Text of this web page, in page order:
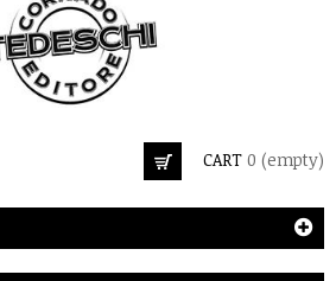
CART 0 (empty)